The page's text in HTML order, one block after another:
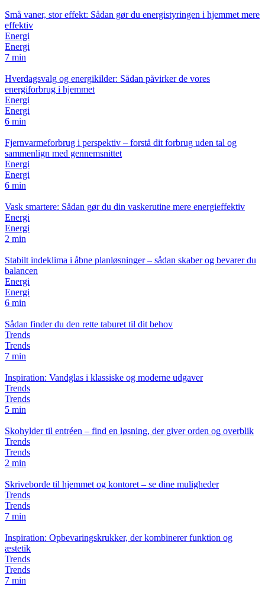
Små vaner, stor effekt: Sådan gør du energistyringen i hjemmet mere
effektiv
Energi
Energi
7 min
Hverdagsvalg og energikilder: Sådan påvirker de vores
energiforbrug i hjemmet
Energi
Energi
6 min
Fjernvarmeforbrug i perspektiv – forstå dit forbrug uden tal og
sammenlign med gennemsnittet
Energi
Energi
6 min
Vask smartere: Sådan gør du din vaskerutine mere energieffektiv
Energi
Energi
2 min
Stabilt indeklima i åbne planløsninger – sådan skaber og bevarer du
balancen
Energi
Energi
6 min
Sådan finder du den rette taburet til dit behov
Trends
Trends
7 min
Inspiration: Vandglas i klassiske og moderne udgaver
Trends
Trends
5 min
Skohylder til entréen – find en løsning, der giver orden og overblik
Trends
Trends
2 min
Skriveborde til hjemmet og kontoret – se dine muligheder
Trends
Trends
7 min
Inspiration: Opbevaringskrukker, der kombinerer funktion og
æstetik
Trends
Trends
7 min